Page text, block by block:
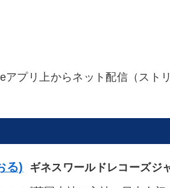
プリ上からネット配信（スト
る)
ギネスワールドレコーズジ